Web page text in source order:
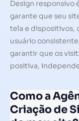
Design responsivo
garante que seu
tela e dispositivos,
usuário
garantir que os
positiva,
Como a
Criação de